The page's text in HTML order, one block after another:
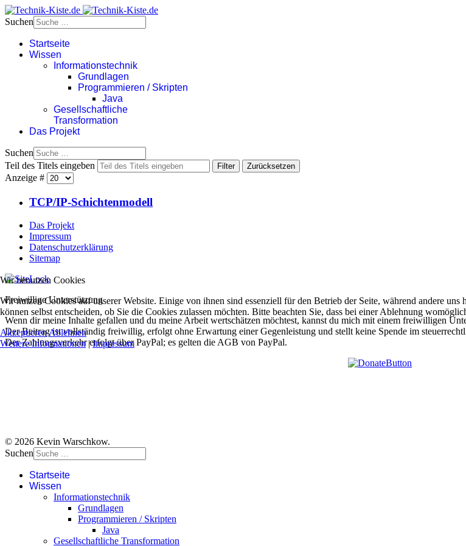
Suchen
Startseite
Wissen
Informationstechnik
Grundlagen
Programmieren / Skripten
Java
Gesellschaftliche
Transformation
Das Projekt
Suchen
Teil des Titels eingeben
Filter Zurücksetzen
Anzeige #
TCP/IP-Schichtenmodell
Das Projekt
Impressum
Datenschutzerklärung
Sitemap
Freiwillige Unterstützung
Wenn dir meine Inhalte gefallen und du meine Arbeit wertschätzen möchtest, kannst du mich mit einem freiwilligen
Der Beitrag ist vollständig freiwillig, erfolgt ohne Erwartung einer Gegenleistung und stellt keine Spende im
Der Zahlungsverkehr erfolgt über PayPal; es gelten die AGB von PayPal.
© 2026 Kevin Warschkow.
Suchen
Startseite
Wissen
Informationstechnik
Grundlagen
Programmieren / Skripten
Java
Gesellschaftliche Transformation
Wir benutzen Cookies
Wir nutzen Cookies auf unserer Website. Einige von ihnen sind essenziell für den Betrieb der Seite, während andere
können selbst entscheiden, ob Sie die Cookies zulassen möchten. Bitte beachten Sie, dass bei einer Ablehnung
AkzeptierenAblehnen
Weitere Informationen|Impressum